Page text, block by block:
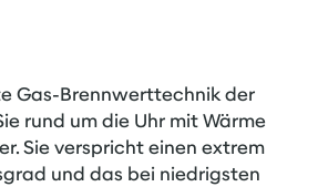
Gas-Brennwerttechnik der
rund um die Uhr mit Wärme
Sie verspricht einen extrem
und das bei niedrigsten